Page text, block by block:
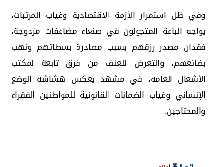
وفي ظل استمرار الأزمة الاقتصادية وغياب المرتبات،
يواجه الباعة المتجولون في صنعاء مضاعفات مزدوجة،
فقدان مصدر رزقهم بسبب مصادرة بسطاتهم ونهب
بضائعهم، والتعرض للعنف من فرق تابعة لمكتب
الأشغال العامة، في مشهد يعكس هشاشة الوضع
الإنساني وغياب الضمانات القانونية للمواطنين الفقراء
والمحتاجين.